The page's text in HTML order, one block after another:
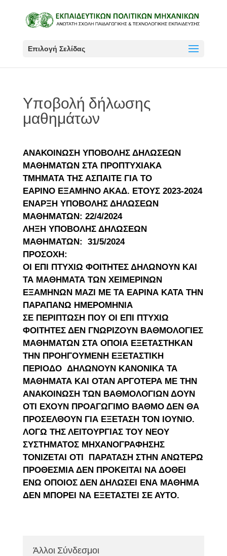
Επιλογή Σελίδας
Υποβολή δήλωσης
μαθημάτων
ΑΝΑΚΟΙΝΩΣΗ ΥΠΟΒΟΛΗΣ ΔΗΛΩΣΕΩΝ
ΜΑΘΗΜΑΤΩΝ ΣΤΑ ΠΡΟΠΤΥΧΙΑΚΑ
ΤΜΗΜΑΤΑ ΤΗΣ ΑΣΠΑΙΤΕ ΓΙΑ ΤΟ
ΕΑΡΙΝΟ ΕΞΑΜΗΝΟ ΑΚΑΔ. ΕΤΟΥΣ 2023-2024
ΕΝΑΡΞΗ ΥΠΟΒΟΛΗΣ ΔΗΛΩΣΕΩΝ
ΜΑΘΗΜΑΤΩΝ: 22/4/2024
ΛΗΞΗ ΥΠΟΒΟΛΗΣ ΔΗΛΩΣΕΩΝ
ΜΑΘΗΜΑΤΩΝ: 31/5/2024
ΠΡΟΣΟΧΗ:
ΟΙ ΕΠΙ ΠΤΥΧΙΩ ΦΟΙΤΗΤΕΣ ΔΗΛΩΝΟΥΝ ΚΑΙ
ΤΑ ΜΑΘΗΜΑΤΑ ΤΩΝ ΧΕΙΜΕΡΙΝΩΝ
ΕΞΑΜΗΝΩΝ ΜΑΖΙ ΜΕ ΤΑ ΕΑΡΙΝΑ ΚΑΤΑ ΤΗΝ
ΠΑΡΑΠΑΝΩ ΗΜΕΡΟΜΗΝΙΑ
ΣΕ ΠΕΡΙΠΤΩΣΗ ΠΟΥ ΟΙ ΕΠΙ ΠΤΥΧΙΩ
ΦΟΙΤΗΤΕΣ ΔΕΝ ΓΝΩΡΙΖΟΥΝ ΒΑΘΜΟΛΟΓΙΕΣ
ΜΑΘΗΜΑΤΩΝ ΣΤΑ ΟΠΟΙΑ ΕΞΕΤΑΣΤΗΚΑΝ
ΤΗΝ ΠΡΟΗΓΟΥΜΕΝΗ ΕΞΕΤΑΣΤΙΚΗ
ΠΕΡΙΟΔΟ ΔΗΛΩΝΟΥΝ ΚΑΝΟΝΙΚΑ ΤΑ
ΜΑΘΗΜΑΤΑ ΚΑΙ ΟΤΑΝ ΑΡΓΟΤΕΡΑ ΜΕ ΤΗΝ
ΑΝΑΚΟΙΝΩΣΗ ΤΩΝ ΒΑΘΜΟΛΟΓΙΩΝ ΔΟΥΝ
ΟΤΙ ΕΧΟΥΝ ΠΡΟΑΓΩΓΙΜΟ ΒΑΘΜΟ ΔΕΝ ΘΑ
ΠΡΟΣΕΛΘΟΥΝ ΓΙΑ ΕΞΕΤΑΣΗ ΤΟΝ ΙΟΥΝΙΟ.
ΛΟΓΩ ΤΗΣ ΛΕΙΤΟΥΡΓΙΑΣ ΤΟΥ ΝΕΟΥ
ΣΥΣΤΗΜΑΤΟΣ ΜΗΧΑΝΟΓΡΑΦΗΣΗΣ
ΤΟΝΙΖΕΤΑΙ ΟΤΙ ΠΑΡΑΤΑΣΗ ΣΤΗΝ ΑΝΩΤΕΡΩ
ΠΡΟΘΕΣΜΙΑ ΔΕΝ ΠΡΟΚΕΙΤΑΙ ΝΑ ΔΟΘΕΙ
ΕΝΩ ΟΠΟΙΟΣ ΔΕΝ ΔΗΛΩΣΕΙ ΕΝΑ ΜΑΘΗΜΑ
ΔΕΝ ΜΠΟΡΕΙ ΝΑ ΕΞΕΤΑΣΤΕΙ ΣΕ ΑΥΤΟ.
Άλλοι Σύνδεσμοι